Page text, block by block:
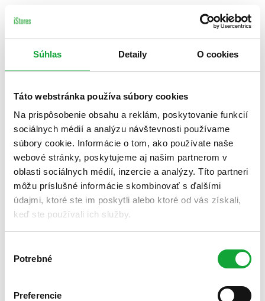
Súhlas Detaily O cookies
Táto webstránka používa súbory cookies
Na prispôsobenie obsahu a reklám, poskytovanie funkcií
sociálnych médií a analýzu návštevnosti používame
súbory cookie. Informácie o tom, ako používate naše
webové stránky, poskytujeme aj našim partnerom v
oblasti sociálnych médií, inzercie a analýzy. Títo partneri
môžu príslušné informácie skombinovať s ďalšími
údajmi, ktoré ste im poskytli alebo ktoré od vás získali,
keď ste používali ich služby.
súhlasu
Potrebné
Preferencie